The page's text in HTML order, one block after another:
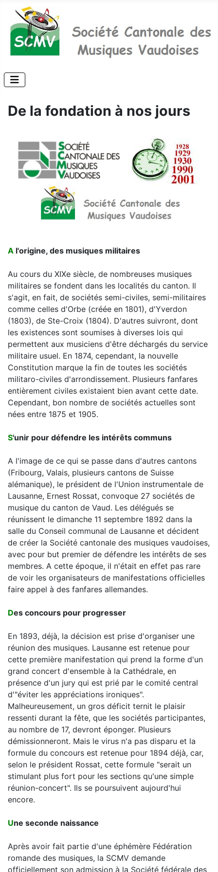
De la fondation à nos jours
A l'origine, des musiques militaires
Au cours du XIXe siècle, de nombreuses musiques
militaires se fondent dans les localités du canton. Il
s'agit, en fait, de sociétés semi-civiles, semi-militaires
comme celles d'Orbe (créée en 1801), d'Yverdon
(1803), de Ste-Croix (1804). D'autres suivront, dont
les existences sont soumises à diverses lois qui
permettent aux musiciens d'être déchargés du service
militaire usuel. En 1874, cependant, la nouvelle
Constitution marque la fin de toutes les sociétés
militaro-civiles d'arrondissement. Plusieurs fanfares
entièrement civiles existaient bien avant cette date.
Cependant, bon nombre de sociétés actuelles sont
nées entre 1875 et 1905.
S'unir pour défendre les intérêts communs
A l'image de ce qui se passe dans d'autres cantons
(Fribourg, Valais, plusieurs cantons de Suisse
alémanique), le président de l'Union instrumentale de
Lausanne, Ernest Rossat, convoque 27 sociétés de
musique du canton de Vaud. Les délégués se
réunissent le dimanche 11 septembre 1892 dans la
salle du Conseil communal de Lausanne et décident
de créer la Société cantonale des musiques vaudoises,
avec pour but premier de défendre les intérêts de ses
membres. A cette époque, il n'était en effet pas rare
de voir les organisateurs de manifestations officielles
faire appel à des fanfares allemandes.
Des concours pour progresser
En 1893, déjà, la décision est prise d'organiser une
réunion des musiques. Lausanne est retenue pour
cette première manifestation qui prend la forme d'un
grand concert d'ensemble à la Cathédrale, en
présence d'un jury qui est prié par le comité central
d'"éviter les appréciations ironiques".
Malheureusement, un gros déficit ternit le plaisir
ressenti durant la fête, que les sociétés participantes,
au nombre de 17, devront éponger. Plusieurs
démissionneront. Mais le virus n'a pas disparu et la
formule du concours est retenue pour 1894 déjà, car,
selon le président Rossat, cette formule "serait un
stimulant plus fort pour les sections qu'une simple
réunion-concert". Ils se poursuivent aujourd'hui
encore.
Une seconde naissance
Après avoir fait partie d'une éphémère Fédération
romande des musiques, la SCMV demande
officiellement son admission à la Société fédérale des